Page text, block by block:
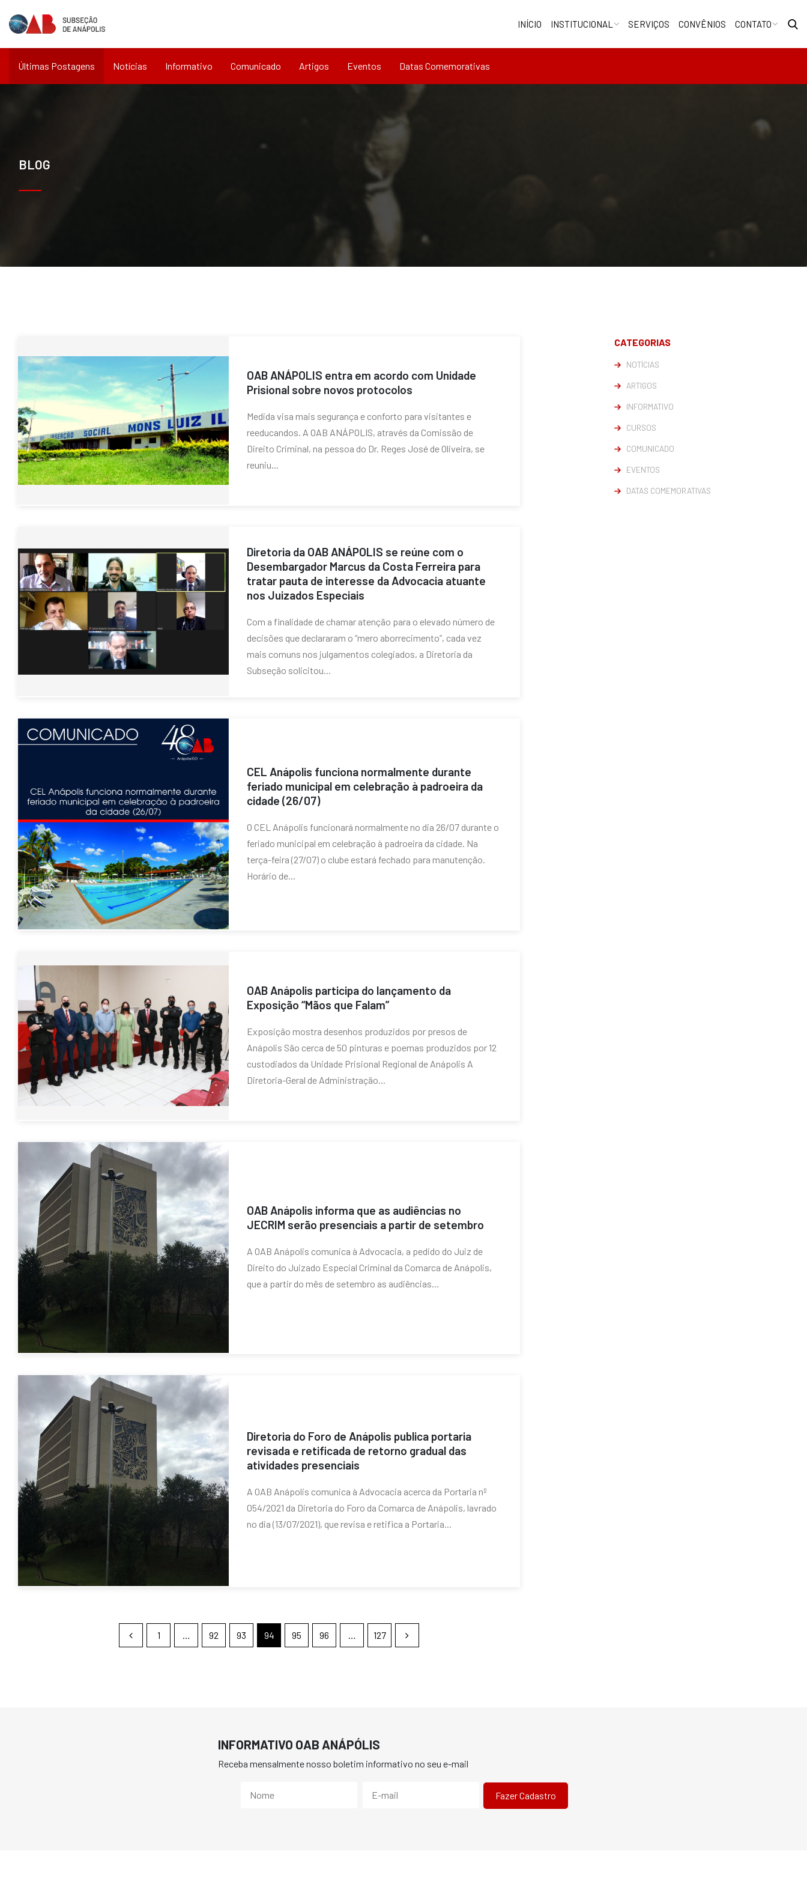
INÍCIO INSTITUCIONAL SERVIÇOS CONVÊNIOS CONTATO
Últimas Postagens Notícias Informativo Comunicado Artigos Eventos Datas Comemorativas
BLOG
OAB ANÁPOLIS entra em acordo com Unidade
Prisional sobre novos protocolos
Medida visa mais segurança e conforto para visitantes e
reeducandos. A OAB ANÁPOLIS, através da Comissão de
Direito Criminal, na pessoa do Dr. Reges José de Oliveira, se
reuniu...
Diretoria da OAB ANÁPOLIS se reúne com o
Desembargador Marcus da Costa Ferreira para
tratar pauta de interesse da Advocacia atuante
nos Juizados Especiais
Com a finalidade de chamar atenção para o elevado número de
decisões que declararam o “mero aborrecimento”, cada vez
mais comuns nos julgamentos colegiados, a Diretoria da
Subseção solicitou...
CEL Anápolis funciona normalmente durante
feriado municipal em celebração à padroeira da
cidade (26/07)
O CEL Anápolis funcionará normalmente no dia 26/07 durante o
feriado municipal em celebração à padroeira da cidade. Na
terça-feira (27/07) o clube estará fechado para manutenção.
Horário de...
OAB Anápolis participa do lançamento da
Exposição “Mãos que Falam”
Exposição mostra desenhos produzidos por presos de
Anápolis São cerca de 50 pinturas e poemas produzidos por 12
custodiados da Unidade Prisional Regional de Anápolis A
Diretoria-Geral de Administração...
OAB Anápolis informa que as audiências no
JECRIM serão presenciais a partir de setembro
A OAB Anápolis comunica à Advocacia, a pedido do Juiz de
Direito do Juizado Especial Criminal da Comarca de Anápolis,
que a partir do mês de setembro as audiências...
Diretoria do Foro de Anápolis publica portaria
revisada e retificada de retorno gradual das
atividades presenciais
A OAB Anápolis comunica à Advocacia acerca da Portaria nº
054/2021 da Diretoria do Foro da Comarca de Anápolis, lavrado
no dia (13/07/2021), que revisa e retifica a Portaria...
1 … 92 93 94 95 96 … 127
CATEGORIAS
NOTÍCIAS
ARTIGOS
INFORMATIVO
CURSOS
COMUNICADO
EVENTOS
DATAS COMEMORATIVAS
INFORMATIVO OAB ANÁPÓLIS
Receba mensalmente nosso boletim informativo no seu e-mail